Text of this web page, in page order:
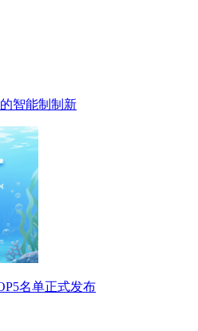
智能制制新
名单正式发布